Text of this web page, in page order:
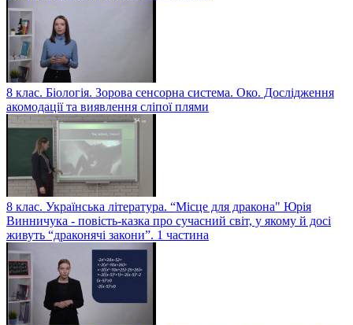
8 клас. Біологія. Зорова сенсорна система. Око. Дослідження
акомодації та виявлення сліпої плями
8 клас. Українська література. “Місце для дракона" Юрія
Винничука - повість-казка про сучасний світ, у якому й досі
живуть “драконячі закони”. 1 частина